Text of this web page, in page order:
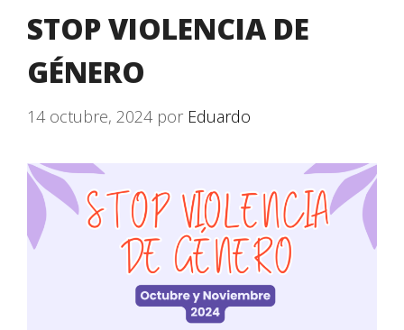
STOP VIOLENCIA DE
GÉNERO
14 octubre, 2024 por Eduardo